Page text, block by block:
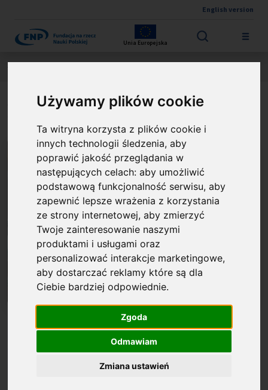
Używamy plików cookie
Ta witryna korzysta z plików cookie i
innych technologii śledzenia, aby
poprawić jakość przeglądania w
następujących celach:aby umożliwić
podstawową funkcjonalność serwisu,aby
zapewnić lepsze wrażenia z korzystania
ze strony internetowej,aby zmierzyć
Twoje zainteresowanie naszymi
produktami i usługami oraz
personalizować interakcje marketingowe,
aby dostarczać reklamy które są dla
Ciebie bardziej odpowiednie.
Zgoda
Odmawiam
Zmiana ustawień
English version
Unia Europejska
prof. Jacek Jemielity
Biogram
O nagrodzonym osiągnięciu